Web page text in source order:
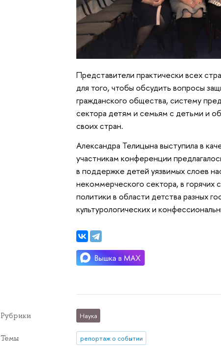
Представители практически всех
для того, чтобы обсудить вопросы
гражданского общества, систему
сектора детям и семьям с детьми и
своих стран.
Александра Телицына выступила в
участникам конференции
в поддержке детей уязвимых слоев
некоммерческого сектора, в горячих
политики в области детства разных
культурологических и
Рубрики Наука
Темы репортаж о событии